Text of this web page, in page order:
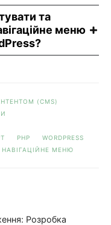
та
меню
(CMS)
PHP
WORDPRESS
НАВІГАЦІЙНЕ МЕНЮ
Розробка